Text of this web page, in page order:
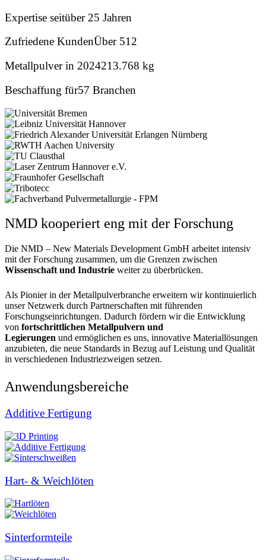
Expertise seitüber 25 Jahren
Zufriedene KundenÜber 512
Metallpulver in 2024213.768 kg
Beschaffung für57 Branchen
NMD kooperiert eng mit der Forschung
Die NMD – New Materials Development GmbH arbeitet intensiv
mit der Forschung zusammen, um die Grenzen zwischen
Wissenschaft und Industrie weiter zu überbrücken.
Als Pionier in der Metallpulverbranche erweitern wir kontinuierlich
unser Netzwerk durch Partnerschaften mit führenden
Forschungseinrichtungen. Dadurch fördern wir die Entwicklung
von fortschrittlichen Metallpulvern und
Legierungen und ermöglichen es uns, innovative Materiallösungen
anzubieten, die neue Standards in Bezug auf Leistung und Qualität
in verschiedenen Industriezweigen setzen.
Anwendungsbereiche
Additive Fertigung
Hart- & Weichlöten
Sinterformteile